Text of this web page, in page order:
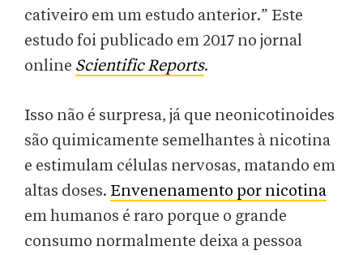
cativeiro em um estudo anterior.” Este
estudo foi publicado em 2017 no jornal
online Scientific Reports.
Isso não é surpresa, já que neonicotinoides
são quimicamente semelhantes à nicotina
e estimulam células nervosas, matando em
altas doses. Envenenamento por nicotina
em humanos é raro porque o grande
consumo normalmente deixa a pessoa